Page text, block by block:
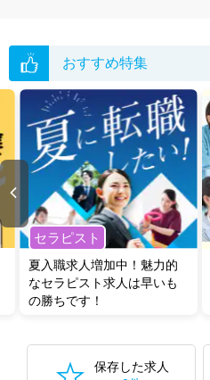
おすすめ特集
セラピスト
夏入職求人増加中！魅力的
なセラピスト求人は早いも
の勝ちです！
保存した求人